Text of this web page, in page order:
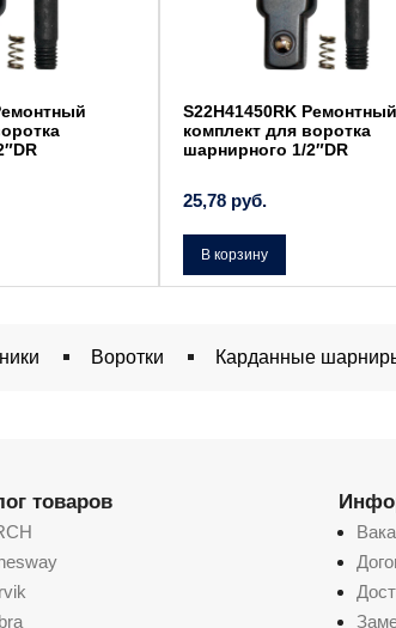
S22H41450RK Ремонтный
комплект для воротка
шарнирного 1/2″DR
25,78 руб.
В корзину
Воротки Карданные
товаров